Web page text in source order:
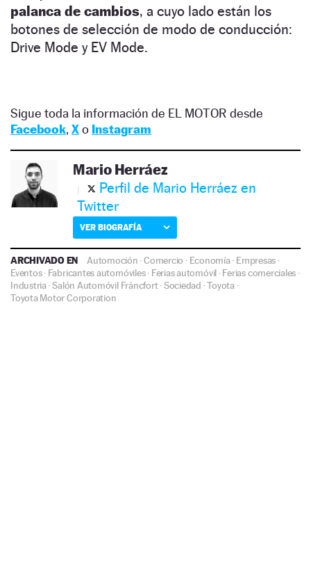
palanca de cambios, a cuyo lado están los
botones de selección de modo de conducción:
Drive Mode y EV Mode.
Sigue toda la información de EL MOTOR desde
Facebook, Xo Instagram
Mario Herráez
Perfil de Mario Herráez en
Twitter
VER BIOGRAFÍA
ARCHIVADO EN Automoción ·Comercio · Economía· Empresas ·
Eventos· Fabricantes automóviles· Ferias automóvil ·Ferias comerciales ·
Industria·Salón Automóvil Fráncfort·Sociedad ·Toyota·
Toyota Motor Corporation